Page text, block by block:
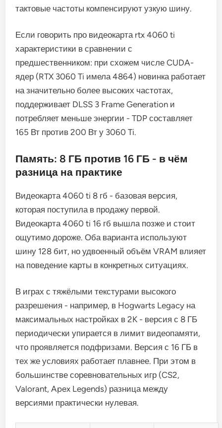
тактовые частоты компенсируют узкую шину.
Если говорить про видеокарта rtx 4060 ti
характеристики в сравнении с
предшественником: при схожем числе CUDA-
ядер (RTX 3060 Ti имела 4864) новинка работает
на значительно более высоких частотах,
поддерживает DLSS 3 Frame Generation и
потребляет меньше энергии - TDP составляет
165 Вт против 200 Вт у 3060 Ti.
Память: 8 ГБ против 16 ГБ - в чём
разница на практике
Видеокарта 4060 ti 8 гб - базовая версия,
которая поступила в продажу первой.
Видеокарта 4060 ti 16 гб вышла позже и стоит
ощутимо дороже. Оба варианта используют
шину 128 бит, но удвоенный объём VRAM влияет
на поведение карты в конкретных ситуациях.
В играх с тяжёлыми текстурами высокого
разрешения - например, в Hogwarts Legacy на
максимальных настройках в 2K - версия с 8 ГБ
периодически упирается в лимит видеопамяти,
что проявляется подфризами. Версия с 16 ГБ в
тех же условиях работает плавнее. При этом в
большинстве соревновательных игр (CS2,
Valorant, Apex Legends) разница между
версиями практически нулевая.